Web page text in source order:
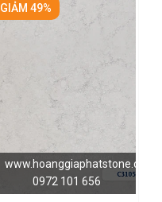
www.hoanggiaphatstone.com
0972 101 656
GIẢM 49%